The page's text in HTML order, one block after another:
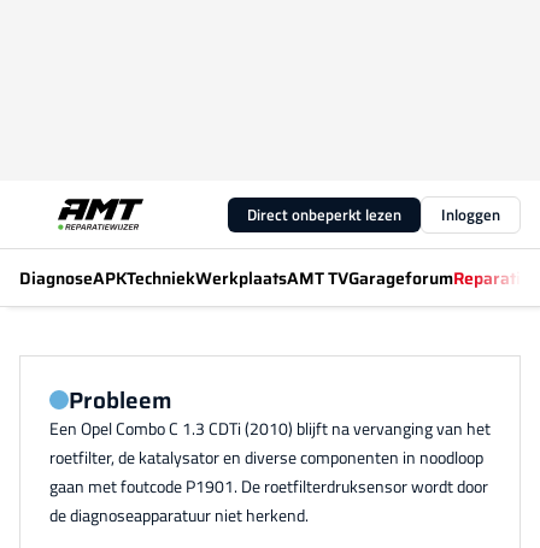
Direct onbeperkt lezen Inloggen
DiagnoseAPKTechniekWerkplaatsAMT TVGarageforum
Probleem
Een Opel Combo C 1.3 CDTi (2010) blijft na vervanging van het
roetfilter, de katalysator en diverse componenten in noodloop
gaan met foutcode P1901. De roetfilterdruksensor wordt door
de diagnoseapparatuur niet herkend.